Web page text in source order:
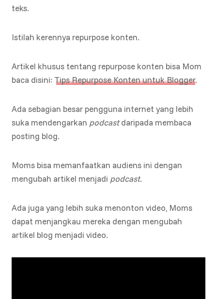
teks.
Istilah kerennya repurpose konten.
Artikel khusus tentang repurpose konten bisa Mom
baca disini: Tips Repurpose Konten untuk Blogger.
Ada sebagian besar pengguna internet yang lebih
suka mendengarkan podcastdaripada membaca
posting blog.
Moms bisa memanfaatkan audiens ini dengan
mengubah artikel menjadi podcast.
Ada juga yang lebih suka menonton video, Moms
dapat menjangkau mereka dengan mengubah
artikel blog menjadi video.